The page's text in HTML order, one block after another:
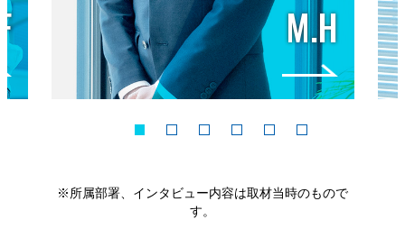
M.H
※所属部署、インタビュー内容は取材当時のもので
す。